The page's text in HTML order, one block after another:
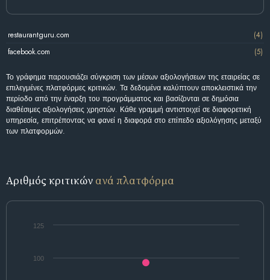
restaurantguru.com
(4)
facebook.com
(5)
Το γράφημα παρουσιάζει σύγκριση των μέσων αξιολογήσεων της εταιρείας σε
επιλεγμένες πλατφόρμες κριτικών. Τα δεδομένα καλύπτουν αποκλειστικά την
περίοδο από την έναρξη του προγράμματος και βασίζονται σε δημόσια
διαθέσιμες αξιολογήσεις χρηστών. Κάθε γραμμή αντιστοιχεί σε διαφορετική
υπηρεσία, επιτρέποντας να φανεί η διαφορά στο επίπεδο αξιολόγησης μεταξύ
των πλατφορμών.
Αριθμός κριτικών ανά πλατφόρμα
100
125